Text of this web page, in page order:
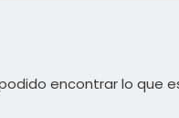
encontrar lo que